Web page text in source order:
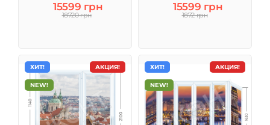
15599 грн
18720 грн
15599 грн
1872 грн
АКЦИЯ!
ХИТ!
NEW!
АКЦИЯ!
ХИТ!
NEW!